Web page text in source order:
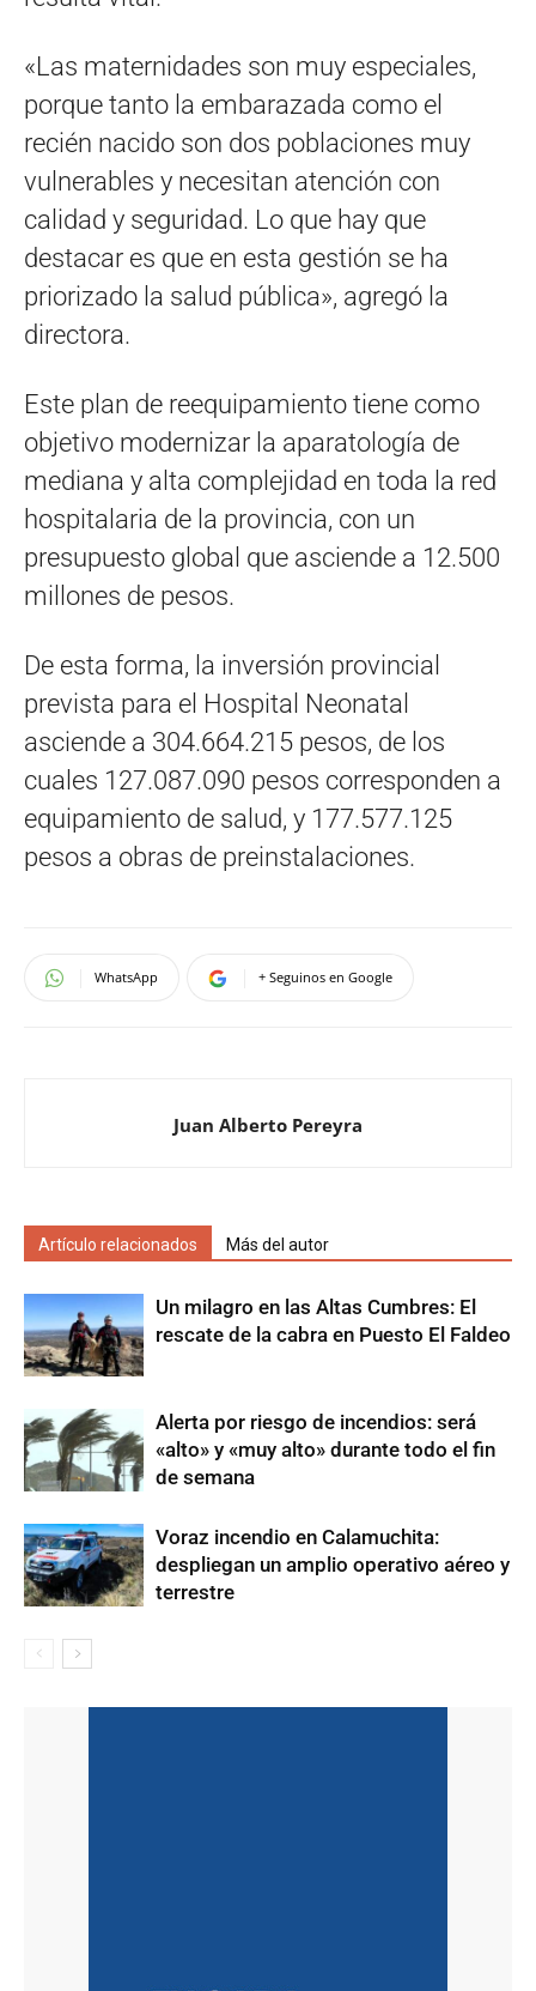
«Las maternidades son muy especiales,
porque tanto la embarazada como el
recién nacido son dos poblaciones muy
vulnerables y necesitan atención con
calidad y seguridad. Lo que hay que
destacar es que en esta gestión se ha
priorizado la salud pública», agregó la
directora.
Este plan de reequipamiento tiene como
objetivo modernizar la aparatología de
mediana y alta complejidad en toda la red
hospitalaria de la provincia, con un
presupuesto global que asciende a 12.500
millones de pesos.
De esta forma, la inversión provincial
prevista para el Hospital Neonatal
asciende a 304.664.215 pesos, de los
cuales 127.087.090 pesos corresponden a
equipamiento de salud, y 177.577.125
pesos a obras de preinstalaciones.
WhatsApp + Seguinos en Google
Juan Alberto Pereyra
Artículo relacionados Más del autor
Un milagro en las Altas Cumbres: El
rescate de la cabra en Puesto El Faldeo
Alerta por riesgo de incendios: será
«alto» y «muy alto» durante todo el fin
de semana
Voraz incendio en Calamuchita:
despliegan un amplio operativo aéreo y
terrestre